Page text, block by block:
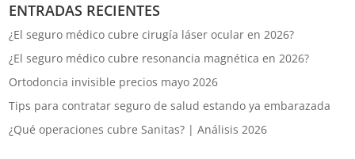
ENTRADAS RECIENTES
¿El seguro médico cubre cirugía láser ocular en 2026?
¿El seguro médico cubre resonancia magnética en 2026?
Ortodoncia invisible precios mayo 2026
Tips para contratar seguro de salud estando ya embarazada
¿Qué operaciones cubre Sanitas? | Análisis 2026